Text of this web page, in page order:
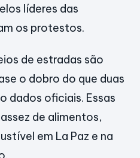
líderes das
os protestos.
de estradas são
o dobro do que duas
dados oficiais. Essas
de alimentos,
em La Paz e na